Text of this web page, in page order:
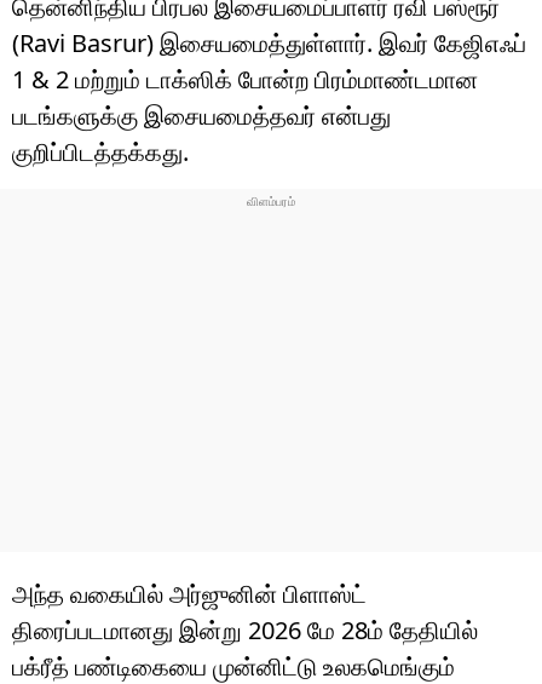
(Ravi Basrur) இசையமைத்துள்ளார். இவர் கேஜிஎஃப்
1 & 2 மற்றும் டாக்ஸிக் போன்ற பிரம்மாண்டமான
படங்களுக்கு இசையமைத்தவர் என்பது
குறிப்பிடத்தக்கது.
அந்த வகையில் அர்ஜுனின் பிளாஸ்ட்
திரைப்படமானது இன்று 2026 மே 28ம் தேதியில்
பக்ரீத் பண்டிகையை முன்னிட்டு உலகமெங்கும்